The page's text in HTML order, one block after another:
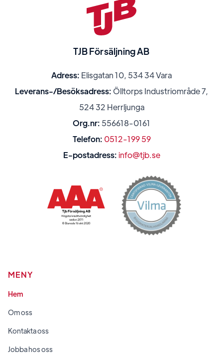
TJB Försäljning AB
Adress: Elisgatan 10, 534 34 Vara
Leverans-/Besöksadress: Ölltorps Industriområde 7,
524 32 Herrljunga
Org.nr: 556618-0161
Telefon: 0512-199 59
E-postadress: info@tjb.se
MENY
Hem
Om oss
Kontakta oss
Jobba hos oss